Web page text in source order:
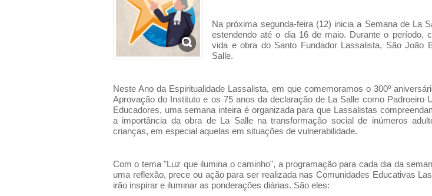
Na próxima segunda-feira (12) inicia a Semana de La
estendendo até o dia 16 de maio. Durante o período,
vida e obra do Santo Fundador Lassalista, São João
Salle.
Neste Ano da Espiritualidade Lassalista, em que comemoramos o 300º
Aprovação do Instituto e os 75 anos da declaração de La Salle como Padroeiro
Educadores, uma semana inteira é organizada para que Lassalistas
a importância da obra de La Salle na transformação social de inúmeros
crianças, em especial aquelas em situações de vulnerabilidade.
Com o tema "Luz que ilumina o caminho", a programação para cada dia da
uma reflexão, prece ou ação para ser realizada nas Comunidades Educativas
irão inspirar e iluminar as ponderações diárias. São eles: